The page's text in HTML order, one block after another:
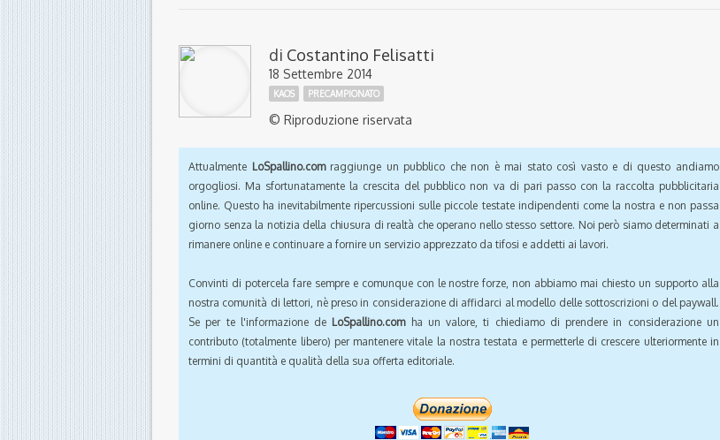
di Costantino Felisatti
18 Settembre 2014
KAOS PRECAMPIONATO
© Riproduzione riservata
Attualmente LoSpallino.comraggiunge un pubblico che non è mai stato così vasto e di questo andiamo
orgogliosi. Ma sfortunatamente la crescita del pubblico non va di pari passo con la raccolta pubblicitaria
online. Questo ha inevitabilmente ripercussioni sulle piccole testate indipendenti come la nostra e non passa
giorno senza la notizia della chiusura di realtà che operano nello stesso settore. Noi però siamo determinati a
rimanere online e continuare a fornire un servizio apprezzato da tifosi e addetti ai lavori.
Convinti di potercela fare sempre e comunque con le nostre forze, non abbiamo mai chiesto un supporto alla
nostra comunità di lettori, nè preso in considerazione di affidarci al modello delle sottoscrizioni o del paywall.
Se per te l'informazione de LoSpallino.comha un valore, ti chiediamo di prendere in considerazione un
contributo (totalmente libero) per mantenere vitale la nostra testata e permetterle di crescere ulteriormente in
termini di quantità e qualità della sua offerta editoriale.